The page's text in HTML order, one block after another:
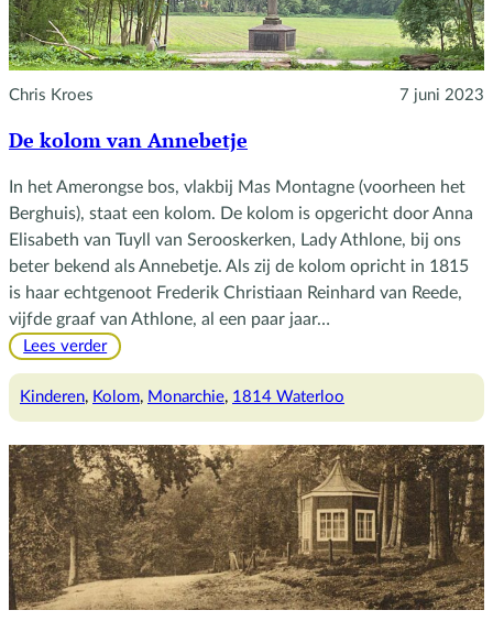
Chris Kroes 7 juni 2023
De kolom van Annebetje
In het Amerongse bos, vlakbij Mas Montagne (voorheen het
Berghuis), staat een kolom. De kolom is opgericht door Anna
Elisabeth van Tuyll van Serooskerken, Lady Athlone, bij ons
beter bekend als Annebetje. Als zij de kolom opricht in 1815
is haar echtgenoot Frederik Christiaan Reinhard van Reede,
vijfde graaf van Athlone, al een paar jaar…
Lees verder:
kolom
Kinderen, Kolom, Monarchie, 1814 Waterloo